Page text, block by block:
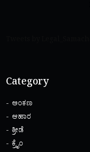
Category
ಅಂಕಣ
ಆಹಾರ
ಕ್ರೀಡೆ
ಕ್ರೈಂ